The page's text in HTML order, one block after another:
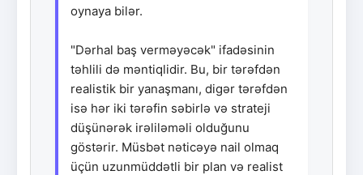
oynaya bilər.
"Dərhal baş verməyəcək" ifadəsinin
təhlili də məntiqlidir. Bu, bir tərəfdən
realistik bir yanaşmanı, digər tərəfdən
isə hər iki tərəfin səbirlə və strateji
düşünərək irəliləməli olduğunu
göstərir. Müsbət nəticəyə nail olmaq
üçün uzunmüddətli bir plan və realist